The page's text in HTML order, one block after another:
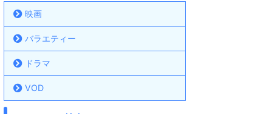
映画
バラエティー
ドラマ
VOD